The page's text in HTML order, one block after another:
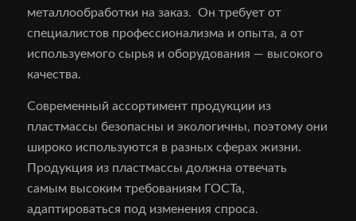
металлообработки на заказ. Он требует от
специалистов профессионализма и опыта, а от
используемого сырья и оборудования — высокого
качества.
Современный ассортимент продукции из
пластмассы безопасны и экологичны, поэтому они
широко используются в разных сферах жизни.
Продукция из пластмассы должна отвечать
самым высоким требованиям ГОСТа,
адаптироваться под изменения спроса.